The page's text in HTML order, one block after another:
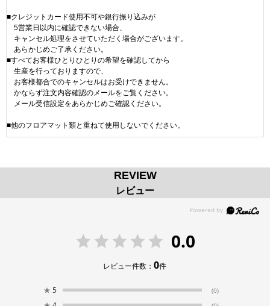
■クレジットカード使用不可や銀行振り込みが
5営業日以内に確認できない場合、
キャンセル処理をさせていただく場合がございます。
あらかじめご了承ください。
■すべてお客様ひとりひとりの希望を確認してから
生産を行っておりますので、
お客様都合でのキャンセルはお受けできません。
かならず注文内容確認のメールをご覧ください。
メール受信設定をあらかじめご確認ください。
■他のフロアマット類と重ねて使用しないでください。
REVIEW
レビュー
0.0
レビュー件数：0件
★ 5 (0)